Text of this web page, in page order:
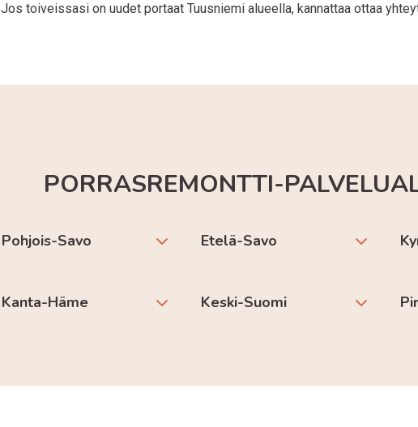
Jos toiveissasi on uudet portaat Tuusniemi alueella, kannattaa ottaa
PORRASREMONTTI-
Pohjois-Savo Etelä-Savo
Kanta-Häme Keski-Suomi